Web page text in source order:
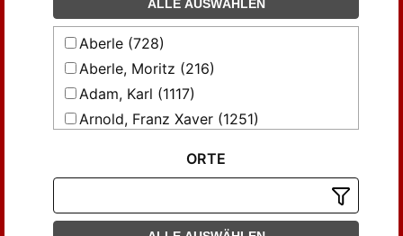
ALLE AUSWÄHLEN
Aberle (728)
Aberle, Moritz (216)
Adam, Karl (1117)
Arnold, Franz Xaver (1251)
Auer, Alfons (235)
Bebber, Johann Baptist (239)
ORTE